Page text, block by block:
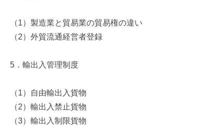
（1）製造業と貿易業の貿易権の違い
（2）外貿流通経営者登録
5 ．輸出入管理制度
（1）自由輸出入貨物
（2）輸出入禁止貨物
（3）輸出入制限貨物